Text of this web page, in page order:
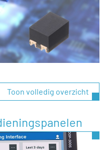
Toon volledig overzicht